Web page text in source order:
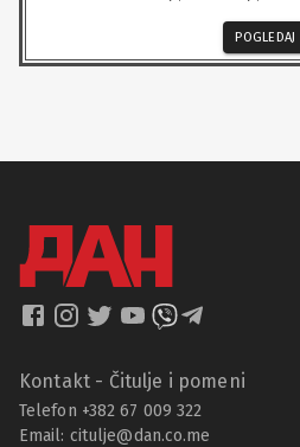
POGLEDAJ
Kontakt - Čitulje i pomeni
Telefon +382 67 009 322
Email: citulje@dan.co.me